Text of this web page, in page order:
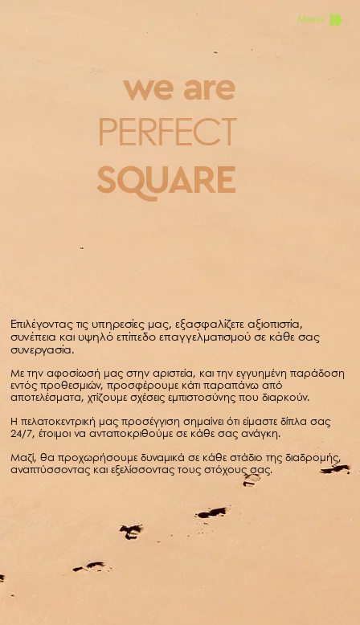
Menu
we are
PERFECT
SQUARE
Επιλέγοντας τις υπηρεσίες μας, εξασφαλίζετε αξιοπιστία,
συνέπεια και υψηλό επίπεδο επαγγελματισμού σε κάθε σας
συνεργασία.
Με την αφοσίωσή μας στην αριστεία, και την εγγυημένη παράδοση
εντός προθεσμιών, προσφέρουμε κάτι παραπάνω από
αποτελέσματα, χτίζουμε σχέσεις εμπιστοσύνης που διαρκούν.
Η πελατοκεντρική μας προσέγγιση σημαίνει ότι είμαστε δίπλα σας
24/7, έτοιμοι να ανταποκριθούμε σε κάθε σας ανάγκη.
Μαζί, θα προχωρήσουμε δυναμικά σε κάθε στάδιο της διαδρομής,
αναπτύσσοντας και εξελίσσοντας τους στόχους σας.